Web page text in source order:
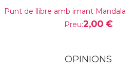
Punt de llibre amb imant Mandala
Preu:2,00 €
OPINIONS